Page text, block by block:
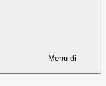
Menu di